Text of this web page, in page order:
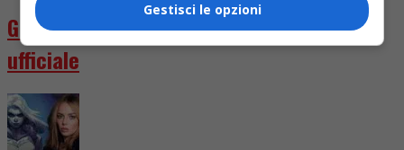
GFVIP, svelata la prima concorrente
ufficiale
Gestisci le opzioni